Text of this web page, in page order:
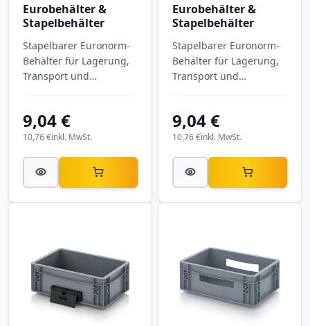
Eurobehälter &
Stapelbehälter
Stapelbarer Euronorm-
Behälter für Lagerung,
Transport und
geschlossen EG 43/17
HG VB mit Außenmaßen
aus PP.
9,04 €
inkl. MwSt.
10,76 €
Eurobehälter &
Stapelbehälter
Stapelbarer Euronorm-
Behälter für Lagerung,
Transport und
geschlossen EG 43/17
VB mit Außenmaßen
aus PP.
9,04 €
inkl. MwSt.
10,76 €